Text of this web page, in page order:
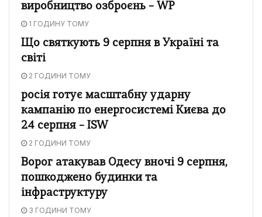
виробництво озброєнь – WP
1 ГОДИНУ ТОМУ
Що святкують 9 серпня в Україні та
світі
2 ГОДИНИ ТОМУ
росія готує масштабну ударну
кампанію по енергосистемі Києва до
24 серпня – ISW
2 ГОДИНИ ТОМУ
Ворог атакував Одесу вночі 9 серпня,
пошкоджено будинки та
інфраструктуру
3 ГОДИНИ ТОМУ